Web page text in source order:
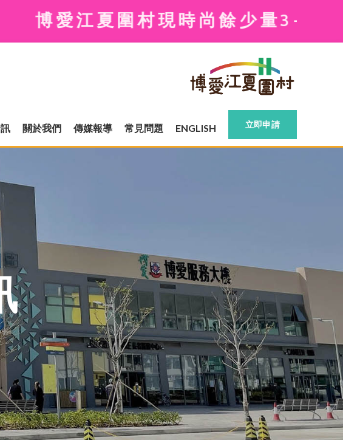
夏圍村現時尚餘少量3-4人單位可供申
關於我們 傳媒報導 常見問題 ENGLISH 立即申請